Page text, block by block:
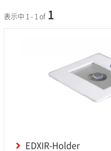
表示中 1 - 1 of 1
EDXIR-Holder